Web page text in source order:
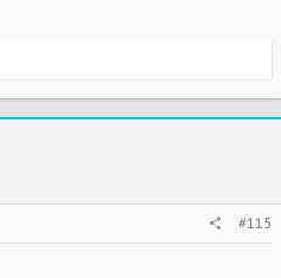
#115